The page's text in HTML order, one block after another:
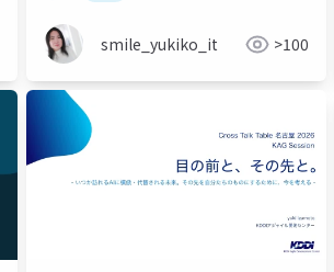
smile_yukiko_it >100